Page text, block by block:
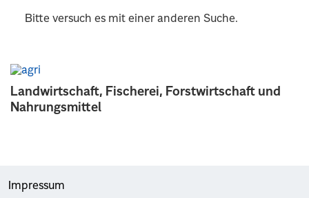
Landwirtschaft, Fischerei, Forstwirtschaft und
Nahrungsmittel
Bitte versuch es mit einer anderen Suche.
Impressum